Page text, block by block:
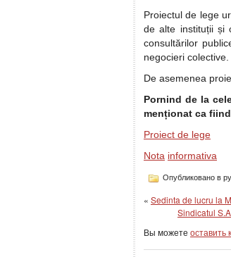
Proiectul de lege
de alte instituții și
consultărilor
negocieri colective.
De asemenea
Pornind de la
menționat ca
Proiect de lege
Nota informativa
Опубликовано в
« Sedinta de lucru la
Sindicatul
Вы можете оставить